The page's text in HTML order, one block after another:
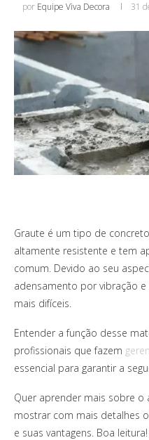
por Equipe Viva Decora 31
Graute é um tipo de
altamente resistente e tem
comum. Devido ao seu
adensamento por vibração e
mais difíceis.
Entender a função desse
profissionais que fazem
essencial para garantir a
Quer aprender mais sobre o
mostrar com mais detalhes
e suas vantagens. Boa leitura!